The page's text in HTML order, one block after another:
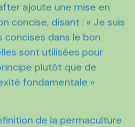
ajoute une mise en
concise, disant : « Je suis
concises dans le bon
sont utilisées pour
plutôt que de
fondamentale »
de la permaculture